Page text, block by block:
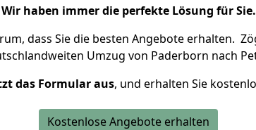
Wir haben immer die perfekte Lösung für Sie.
dass Sie die besten Angebote erhalten.
Umzug von Paderborn nach
das Formular aus, und erhalten Sie
Kostenlose Angebote erhalten